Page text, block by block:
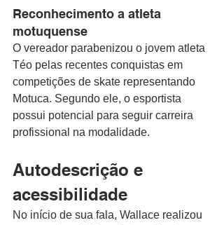
Reconhecimento a atleta
motuquense
O vereador parabenizou o jovem atleta
Téo pelas recentes conquistas em
competições de skate representando
Motuca. Segundo ele, o esportista
possui potencial para seguir carreira
profissional na modalidade.
Autodescrição e
acessibilidade
No início de sua fala, Wallace realizou